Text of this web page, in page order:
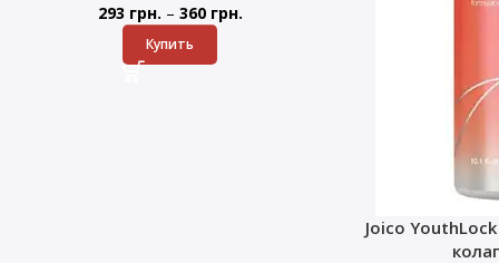
293 грн. – 360 грн.
Купить
Joico